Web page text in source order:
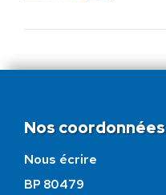
Nos coordonnées
Nous écrire
BP 80479